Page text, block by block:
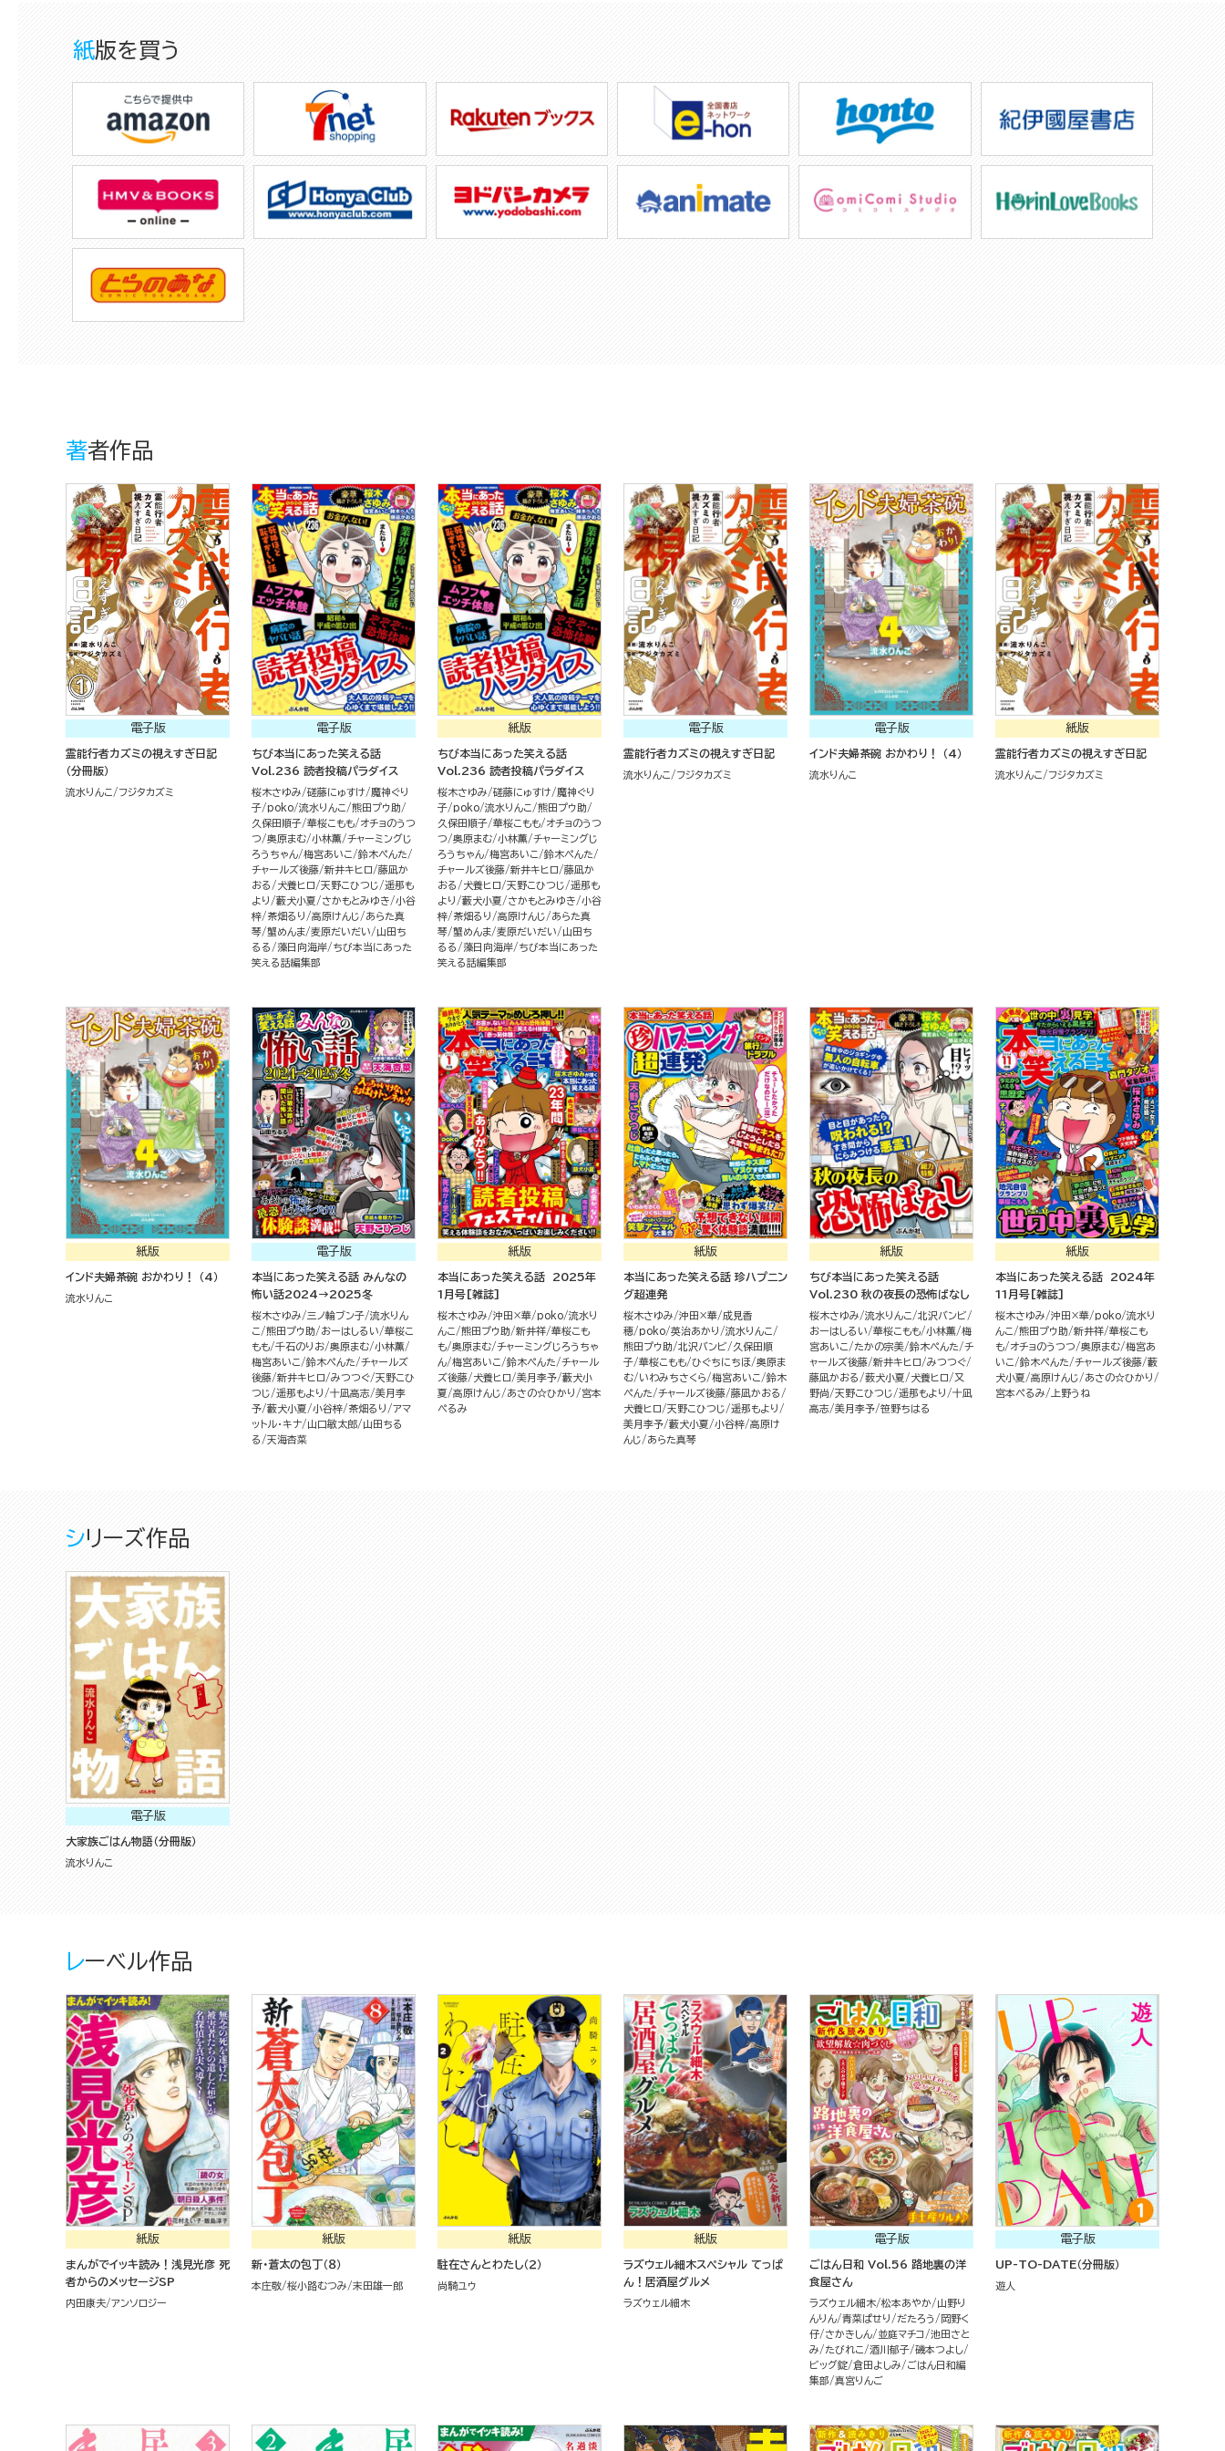
紙版を買う
著者作品
電子版
霊能行者カズミの視えすぎ日記
（分冊版）
流水りんこ フジタカズミ
電子版
ちび本当にあった笑える話
Vol.236 読者投稿パラダイス
桜木さゆみ 磋藤にゅすけ
魔神ぐり
子
poko 流水りんこ
熊田プウ助
久保田順子 華桜こもも
オチョのうつ
つ
奥原まむ 小林薫 チャーミングじ
ろうちゃん 梅宮あいこ
鈴木ぺんた
チャールズ後藤 新井キヒロ
藤凪か
おる
犬養ヒロ 天野こひつじ
遥那も
より
藪犬小夏 さかもとみゆき
小谷
梓
茶畑るり 高原けんじ
あらた真
琴 蟹めんま 麦原だいだい
山田ち
るる
藻日向海岸
ちび本当にあった
笑える話編集部
紙版
ちび本当にあった笑える話
Vol.236 読者投稿パラダイス
桜木さゆみ 磋藤にゅすけ
魔神ぐり
子
poko 流水りんこ
熊田プウ助
久保田順子 華桜こもも
オチョのうつ
つ
奥原まむ 小林薫 チャーミングじ
ろうちゃん 梅宮あいこ
鈴木ぺんた
チャールズ後藤 新井キヒロ
藤凪か
おる
犬養ヒロ 天野こひつじ
遥那も
より
藪犬小夏 さかもとみゆき
小谷
梓
茶畑るり 高原けんじ
あらた真
琴 蟹めんま 麦原だいだい
山田ち
るる
藻日向海岸
ちび本当にあった
笑える話編集部
電子版
霊能行者カズミの視えすぎ日記
流水りんこ フジタカズミ
電子版
インド夫婦茶碗 おかわり！ （4）
流水りんこ
紙版
霊能行者カズミの視えすぎ日記
流水りんこ フジタカズミ
紙版
インド夫婦茶碗 おかわり！ （4）
流水りんこ
電子版
本当にあった笑える話 みんなの
怖い話2024→2025冬
桜木さゆみ 三ノ輪ブン子 流水りん
こ
熊田プウ助 おーはしるい
華桜こ
もも 千石のりお 奥原まむ 小林薫
梅宮あいこ
鈴木ぺんた
チャールズ
後藤 新井キヒロ みつつぐ 天野こひ
つじ
遥那もより 十凪高志 美月李
予 藪犬小夏 小谷梓 茶畑るり
アマ
ットル・キナ
山口敏太郎
山田ちる
る
天海杏菜
紙版
本当にあった笑える話 2025年
1月号[雑誌]
桜木さゆみ 沖田×華 poko 流水り
んこ
熊田プウ助 新井祥 華桜こも
も 奥原まむ チャーミングじろうちゃ
ん 梅宮あいこ 鈴木ぺんた
チャール
ズ後藤
犬養ヒロ 美月李予 藪犬小
夏
高原けんじ あさの☆ひかり
宮本
ぺるみ
紙版
本当にあった笑える話 珍ハプニン
グ超連発
桜木さゆみ 沖田×華
成見香
穂
poko 英治あかり
流水りんこ
熊田プウ助
北沢バンビ
久保田順
子 華桜こもも ひぐちにちほ 奥原ま
む
いわみちさくら 梅宮あいこ
鈴木
ぺんた
チャールズ後藤 藤凪かおる
犬養ヒロ
天野こひつじ
遥那もより
美月李予 藪犬小夏 小谷梓 高原け
んじ
あらた真琴
紙版
ちび本当にあった笑える話
Vol.230 秋の夜長の恐怖ばなし
桜木さゆみ 流水りんこ
北沢バンビ
おーはしるい
華桜こもも 小林薫 梅
宮あいこ
たかの宗美 鈴木ぺんた
チ
ャールズ後藤 新井キヒロ
みつつぐ
藤凪かおる
薮犬小夏 犬養ヒロ
又
野尚
天野こひつじ 遥那もより
十凪
高志 美月李予 笹野ちはる
紙版
本当にあった笑える話 2024年
11月号[雑誌]
桜木さゆみ 沖田×華 poko 流水り
んこ
熊田プウ助 新井祥 華桜こも
も
オチョのうつつ 奥原まむ 梅宮あ
いこ
鈴木ぺんた チャールズ後藤 藪
犬小夏
高原けんじ
あさの☆ひかり
宮本ぺるみ
上野うね
シリーズ作品
電子版
大家族ごはん物語（分冊版）
流水りんこ
レーベル作品
紙版
まんがでイッキ読み！浅見光彦 死
者からのメッセージSP
内田康夫 アンソロジー
紙版
新・蒼太の包丁（８）
本庄敬 桜小路むつみ 末田雄一郎
紙版
駐在さんとわたし（２）
尚騎ユウ
紙版
ラズウェル細木スペシャル てっぱ
ん！居酒屋グルメ
ラズウェル細木
電子版
ごはん日和 Vol.56 路地裏の洋
食屋さん
ラズウェル細木 松本あやか
山野り
んりん 青菜ぱせり だたろう
岡野く
仔 さかきしん 並庭マチコ
池田さと
み
たびれこ 酒川郁子 磯本つよし
ビッグ錠 倉田よしみ
ごはん日和編
集部
真宮りんご
電子版
UP-TO-DATE（分冊版）
遊人